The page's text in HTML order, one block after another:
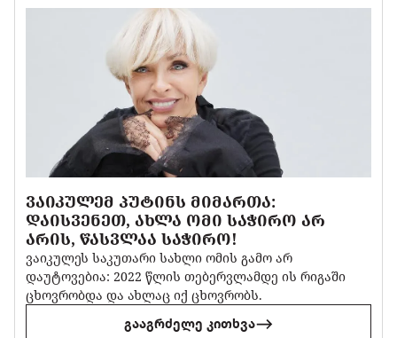
ᲕᲐᲘᲙᲣᲚᲔᲛ ᲞᲣᲢᲘᲜᲡ ᲛᲘᲛᲐᲠᲗᲐ:
ᲓᲐᲘᲡᲕᲔᲜᲔᲗ, ᲐᲮᲚᲐ ᲝᲛᲘ ᲡᲐᲭᲘᲠᲝ ᲐᲠ
ᲐᲠᲘᲡ, ᲬᲐᲡᲕᲚᲐᲐ ᲡᲐᲭᲘᲠᲝ!
ვაიკულეს საკუთარი სახლი ომის გამო არ
დაუტოვებია: 2022 წლის თებერვლამდე ის რიგაში
ცხოვრობდა და ახლაც იქ ცხოვრობს.
გააგრძელე კითხვა